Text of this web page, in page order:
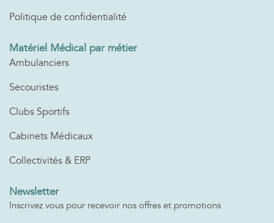
Politique de confidentialité
Matériel Médical par métier
Ambulanciers
Secouristes
Clubs Sportifs
Cabinets Médicaux
Collectivités & ERP
Newsletter
Inscrivez vous pour recevoir nos offres et promotions